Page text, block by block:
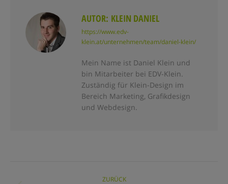
AUTOR: KLEIN DANIEL
https://www.edv-
klein.at/unternehmen/team/daniel-klein/
Mein Name ist Daniel Klein und
bin Mitarbeiter bei EDV-Klein.
Zuständig für Klein-Design im
Bereich Marketing, Grafikdesign
und Webdesign.
KOMMENTARNAVIGATION
ZURÜCK